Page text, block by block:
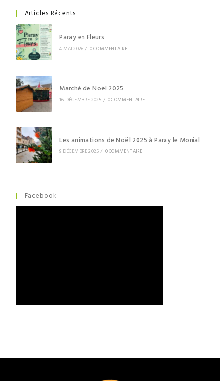
Articles Récents
Paray en Fleurs
4 MAI 2026 / 0 COMMENTAIRE
Marché de Noël 2025
16 DÉCEMBRE 2025 / 0 COMMENTAIRE
Les animations de Noël 2025 à Paray le Monial
9 DÉCEMBRE 2025 / 0 COMMENTAIRE
Facebook